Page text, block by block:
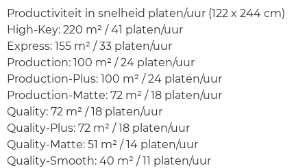
Productiviteit in snelheid platen/uur (122 x 244 cm)
High-Key: 220 m² / 41 platen/uur
Express: 155 m² / 33 platen/uur
Production: 100 m² / 24 platen/uur
Production-Plus: 100 m² / 24 platen/uur
Production-Matte: 72 m² / 18 platen/uur
Quality: 72 m² / 18 platen/uur
Quality-Plus: 72 m² / 18 platen/uur
Quality-Matte: 51 m² / 14 platen/uur
Quality-Smooth: 40 m² / 11 platen/uur